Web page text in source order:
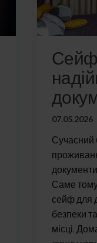
07.05.2026
Сучасний
Саме
сейф для
безпеки
місці.